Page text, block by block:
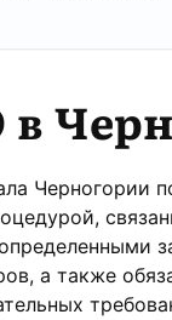
в
Черногории
а также